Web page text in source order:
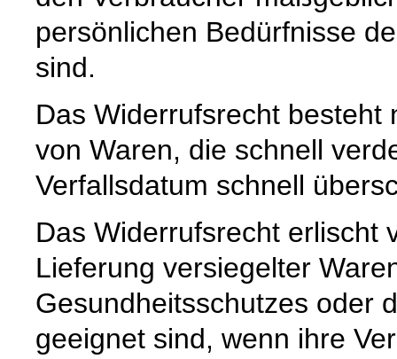
persönlichen Bedürfnisse
sind.
Das Widerrufsrecht besteht
von Waren, die schnell
Verfallsdatum schnell
Das Widerrufsrecht erlischt
Lieferung versiegelter
Gesundheitsschutzes oder
geeignet sind, wenn ihre